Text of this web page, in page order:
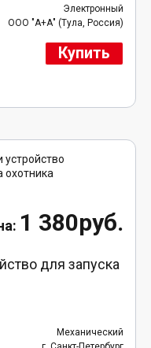
Электронный
ООО "А+А" (Тула, Россия)
Купить
1 380руб.
для запуска
Механический